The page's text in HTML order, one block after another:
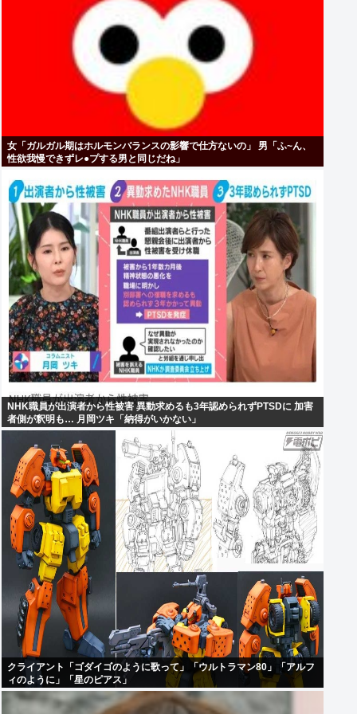
女「ガルガル期はホルモンバランスの影響で仕方ないの」 男「ふ~ん、
性欲我慢できずレ●プする男と同じだね」
NHK職員が出演者から性被害 異動求めるも3年認められずPTSDに 加害
者側が釈明も… 月岡ツキ「納得がいかない」
クライアント「ゴダイゴのように歌って」「ウルトラマン80」「アルフ
ィのように」「星のピアス」